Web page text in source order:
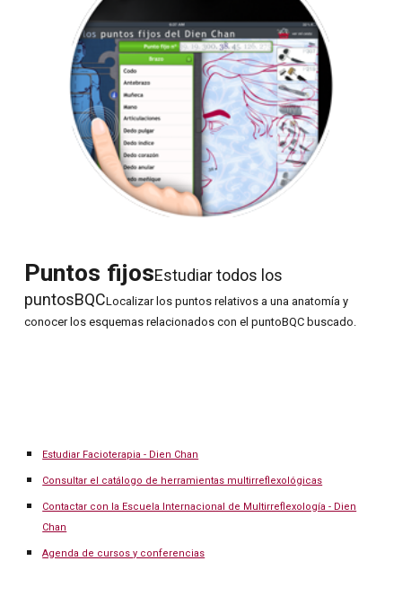
Puntos fijosEstudiar todos los
puntosBQCLocalizar los puntos relativos a una anatomía y
conocer los esquemas relacionados con el puntoBQC buscado.
Estudiar Facioterapia - Dien Chan
Consultar el catálogo de herramientas multirreflexológicas
Contactar con la Escuela Internacional de Multirreflexología - Dien
Chan
Agenda de cursos y conferencias